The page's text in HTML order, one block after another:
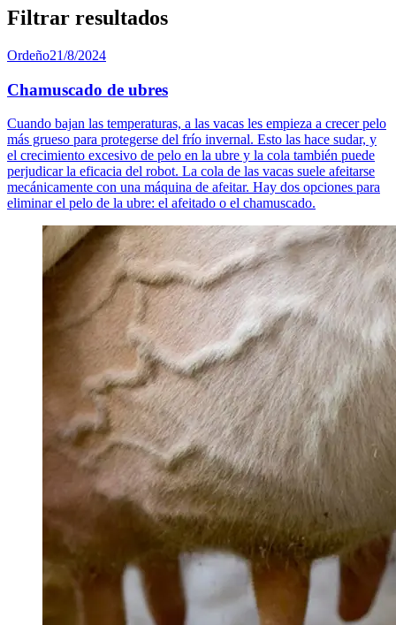
Filtrar resultados
Ordeño21/8/2024
Chamuscado de ubres
Cuando bajan las temperaturas, a las vacas les empieza a crecer pelo
más grueso para protegerse del frío invernal. Esto las hace sudar, y
el crecimiento excesivo de pelo en la ubre y la cola también puede
perjudicar la eficacia del robot. La cola de las vacas suele afeitarse
mecánicamente con una máquina de afeitar. Hay dos opciones para
eliminar el pelo de la ubre: el afeitado o el chamuscado.